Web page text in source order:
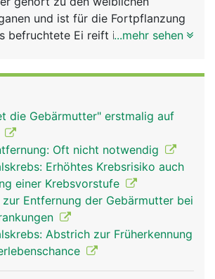
und ist für die Fortpflanzung
befruchtete Ei reift in der...mehr sehen
die Gebärmutter" erstmalig auf
Oft nicht notwendig
Erhöhtes Krebsrisiko auch
einer Krebsvorstufe
zur Entfernung der Gebärmutter bei
Abstrich zur Früherkennung